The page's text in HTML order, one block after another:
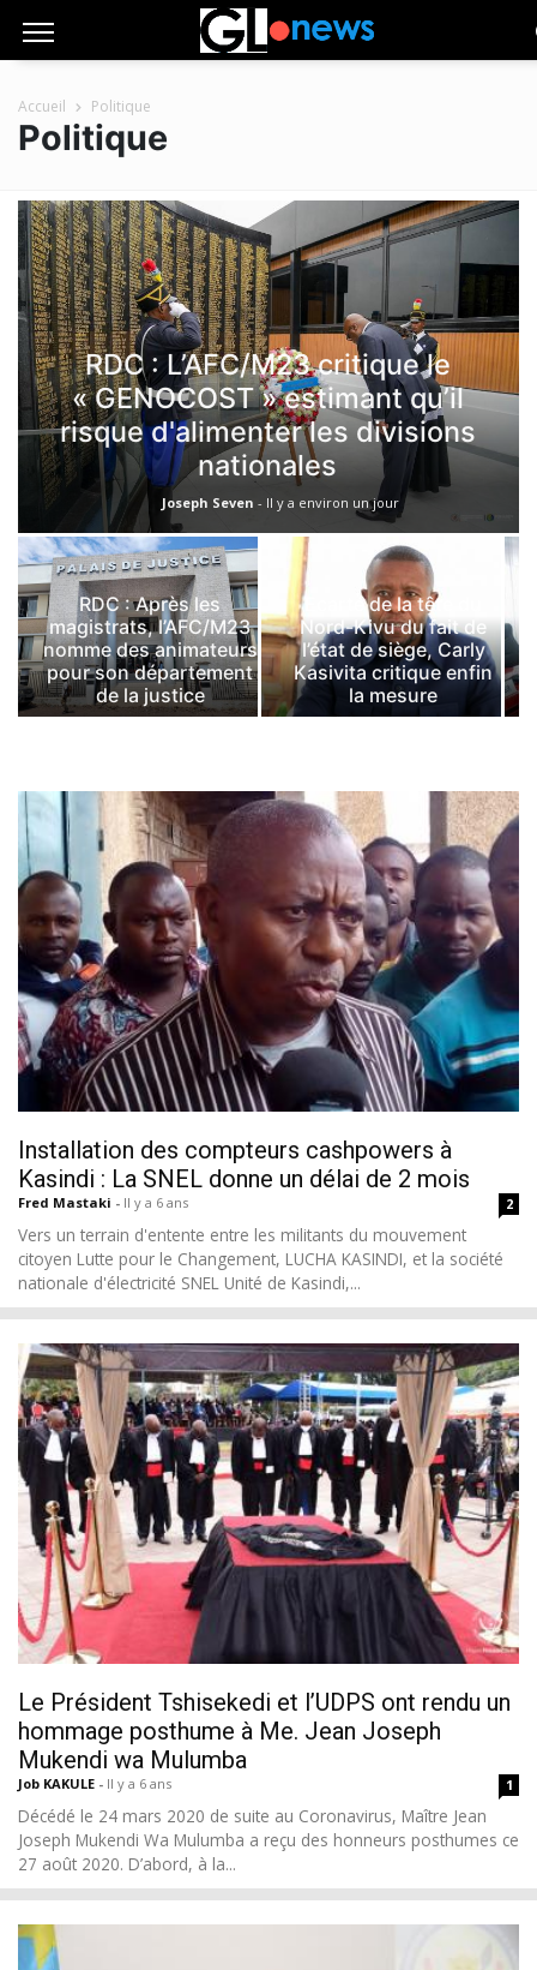
Accueil Politique
Politique
RDC : L’AFC/M23 critique le
« GENOCOST » estimant qu’il
risque d'alimenter les divisions
nationales
Joseph Seven - Il y a environ un jour
RDC : Après les
magistrats, l’AFC/M23
nomme des animateurs
pour son département
de la justice
Ecarté de la tête du
Nord-Kivu du fait de
l’état de siège, Carly
Kasivita critique enfin
la mesure
Installation des compteurs cashpowers à
Kasindi : La SNEL donne un délai de 2 mois
Fred Mastaki - Il y a 6 ans 2
Vers un terrain d'entente entre les militants du mouvement
citoyen Lutte pour le Changement, LUCHA KASINDI, et la société
nationale d'électricité SNEL Unité de Kasindi,...
Le Président Tshisekedi et l’UDPS ont rendu un
hommage posthume à Me. Jean Joseph
Mukendi wa Mulumba
Job KAKULE - Il y a 6 ans 1
Décédé le 24 mars 2020 de suite au Coronavirus, Maître Jean
Joseph Mukendi Wa Mulumba a reçu des honneurs posthumes ce
27 août 2020. D’abord, à la...